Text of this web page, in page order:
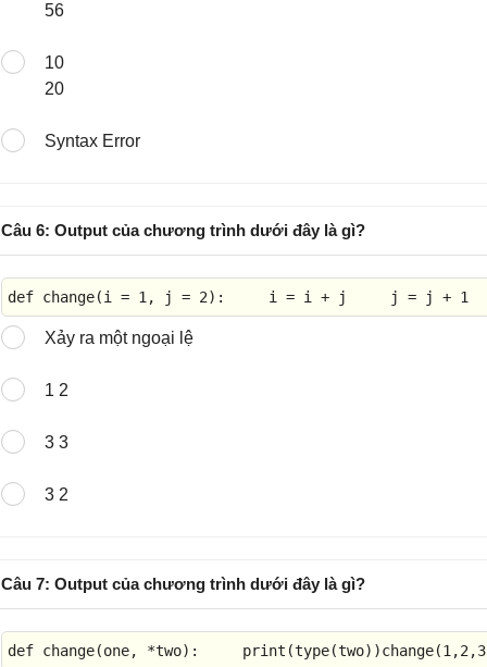
56
10
20
Syntax Error
Câu 6: Output của chương trình dưới đây là gì?
def change(i = 1 , j = 2):     i = i + j     j = j + 1
Xảy ra một ngoại lệ
1 2
3 3
3 2
Câu 7: Output của chương trình dưới đây là gì?
def change(one, *two): print (type(two))change(1 ,2 ,3